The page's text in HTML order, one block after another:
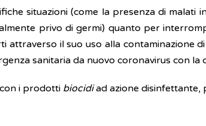
situazioni (come la presenza di
privo di germi) quanto per
attraverso il suo uso alla contaminazione
sanitaria da nuovo coronavirus con
i prodotti biocidiad azione disinfettante,